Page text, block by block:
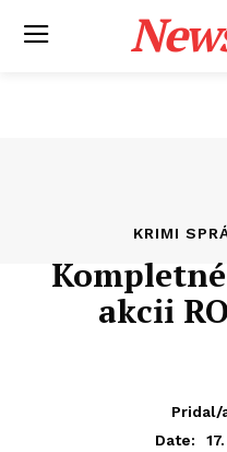
KRIMI
akcii
Pridal/
Date: